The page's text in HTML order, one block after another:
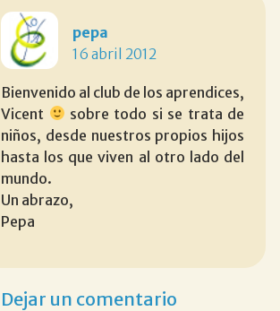
pepa
16 abril 2012
Bienvenido al club de los aprendices,
Vicent
sobre todo si se trata de
niños, desde nuestros propios hijos
hasta los que viven al otro lado del
mundo.
Un abrazo,
Pepa
Dejar un comentario